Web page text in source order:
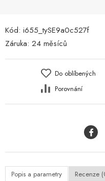
Kód: i655_tySE9a0c527f
Záruka: 24 měsíců
Do oblíbených
Porovnání
Popis a parametry Recenze